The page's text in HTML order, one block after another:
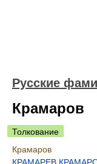
Русские
Крамаров
Толкование
Крамаров